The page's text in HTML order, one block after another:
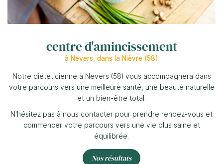
Vacufit
résultats
Actualités
Inscription
centre d'amincissement
à Nevers, dans la Nièvre (58)
Notre diététicienne à Nevers (58) vous accompagnera dans
votre parcours vers une meilleure santé, une beauté naturelle
et un bien-être total.
N'hésitez pas à nous contacter pour prendre rendez-vous et
commencer votre parcours vers une vie plus saine et
équilibrée.
Nos résultats